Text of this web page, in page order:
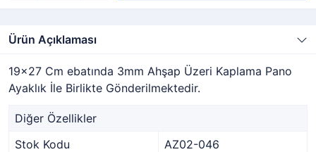
Ürün Açıklaması
19x27 Cm ebatında 3mm Ahşap Üzeri Kaplama Pano
Ayaklık İle Birlikte Gönderilmektedir.
Diğer Özellikler
Stok Kodu
AZ02-046